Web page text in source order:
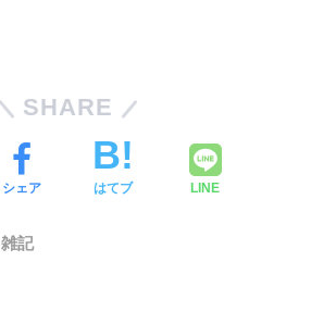
SHARE
シェア はてブ LINE
雑記